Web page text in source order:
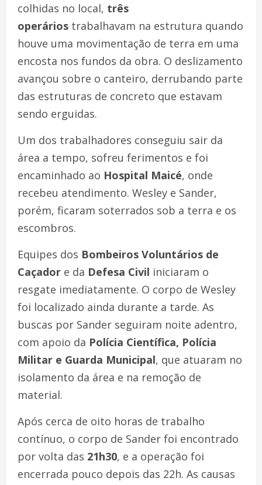
colhidas no local, três
operários trabalhavam na estrutura quando
houve uma movimentação de terra em uma
encosta nos fundos da obra. O deslizamento
avançou sobre o canteiro, derrubando parte
das estruturas de concreto que estavam
sendo erguidas.
Um dos trabalhadores conseguiu sair da
área a tempo, sofreu ferimentos e foi
encaminhado ao Hospital Maicé, onde
recebeu atendimento. Wesley e Sander,
porém, ficaram soterrados sob a terra e os
escombros.
Equipes dos Bombeiros Voluntários de
Caçador e da Defesa Civil iniciaram o
resgate imediatamente. O corpo de Wesley
foi localizado ainda durante a tarde. As
buscas por Sander seguiram noite adentro,
com apoio da Polícia Científica, Polícia
Militar e Guarda Municipal, que atuaram no
isolamento da área e na remoção de
material.
Após cerca de oito horas de trabalho
contínuo, o corpo de Sander foi encontrado
por volta das 21h30, e a operação foi
encerrada pouco depois das 22h. As causas